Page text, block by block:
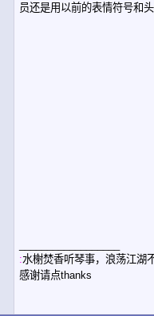
员还是用以前的表情符号和
:水榭焚香听琴事，浪荡江湖
感谢请点thanks